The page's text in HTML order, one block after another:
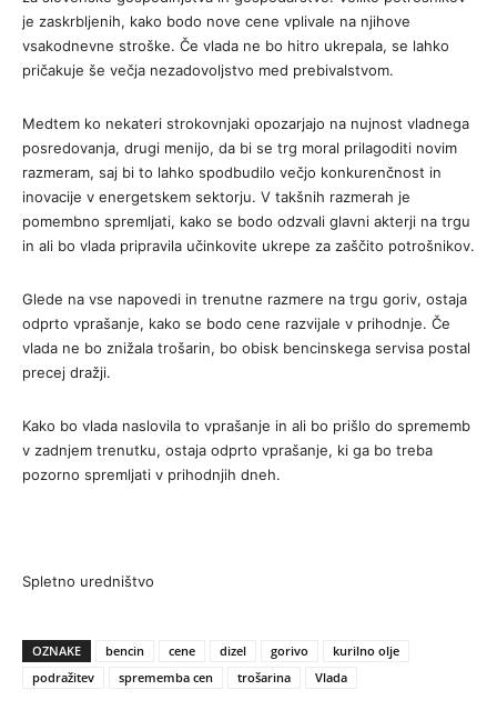
je zaskrbljenih, kako bodo nove cene vplivale na njihove
vsakodnevne stroške. Če vlada ne bo hitro ukrepala, se lahko
pričakuje še večja nezadovoljstvo med prebivalstvom.
Medtem ko nekateri strokovnjaki opozarjajo na nujnost vladnega
posredovanja, drugi menijo, da bi se trg moral prilagoditi novim
razmeram, saj bi to lahko spodbudilo večjo konkurenčnost in
inovacije v energetskem sektorju. V takšnih razmerah je
pomembno spremljati, kako se bodo odzvali glavni akterji na trgu
in ali bo vlada pripravila učinkovite ukrepe za zaščito potrošnikov.
Glede na vse napovedi in trenutne razmere na trgu goriv, ostaja
odprto vprašanje, kako se bodo cene razvijale v prihodnje. Če
vlada ne bo znižala trošarin, bo obisk bencinskega servisa postal
precej dražji.
Kako bo vlada naslovila to vprašanje in ali bo prišlo do sprememb
v zadnjem trenutku, ostaja odprto vprašanje, ki ga bo treba
pozorno spremljati v prihodnjih dneh.
Spletno uredništvo
OZNAKE bencin cene dizel gorivo
kurilno olje
podražitev
sprememba cen trošarina Vlada